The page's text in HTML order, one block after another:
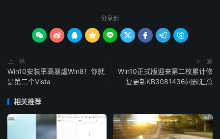
分享到
        
上一篇
Win10安装率高暴虐Win8！你就
是第二个Vista
下一篇
Win10正式版迎来第二枚累计修
复更新KB3081436问题汇总
相关推荐